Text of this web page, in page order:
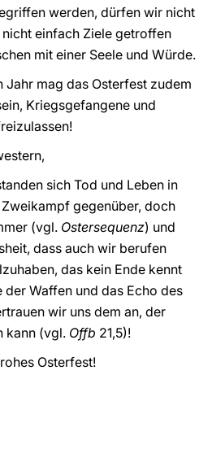
werden, dürfen wir nicht
einfach Ziele getroffen
mit einer Seele und Würde.
Jahr mag das Osterfest zudem
Kriegsgefangene und
sich Tod und Leben in
gegenüber, doch
(vgl. Ostersequenz) und
dass auch wir berufen
das kein Ende kennt
der Waffen und das Echo des
wir uns dem an, der
kann (vgl. Offb 21,5)!
Osterfest!